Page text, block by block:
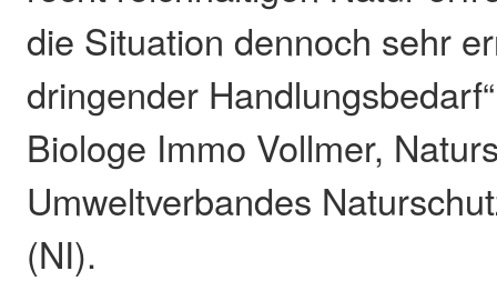
die Situation dennoch sehr
dringender
Biologe Immo Vollmer,
Umweltverbandes
(NI).